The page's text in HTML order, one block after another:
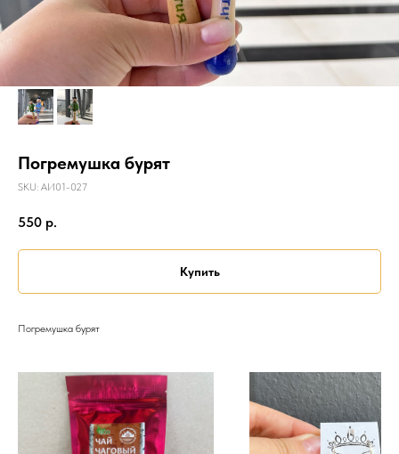
Погремушка бурят
SKU: АИ01-027
550 р.
Купить
Погремушка бурят